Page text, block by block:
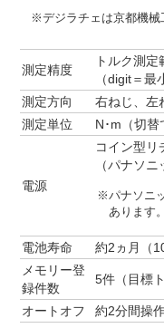
※デジラチェは京都機械
測定精度
トルク測
（digit＝最
測定方向
右ねじ、左
測定単位
N･m（切替
電源
コイン型
（パナソニ
※パナソニ
あります。
電池寿命
約2ヵ月（
メモリー登
録件数
5件（目標
オートオフ 約2分間操